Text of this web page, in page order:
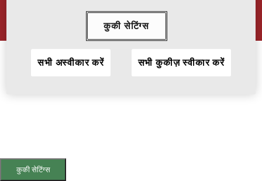
कुकी सेटिंग्स
कुकी सेटिंग्स
सभी अस्वीकार करें सभी कुकीज़ स्वीकार करें